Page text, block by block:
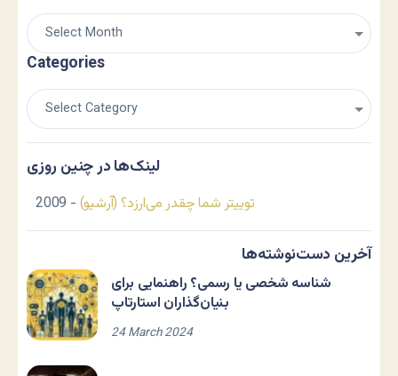
Categories
لینک‌ها در چنین روزی
توییتر شما چقدر می‌ارزد؟ (آرشیو) - 2009
آخرین دست‌نوشته‌ها
شناسه شخصی یا رسمی؟ راهنمایی برای
بنیان‌گذاران استارتاپ
24 March 2024